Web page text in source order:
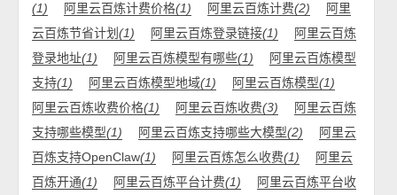
(1)
阿里云百炼计费价格(1) 阿里云百炼计费(2)
阿里
云百炼节省计划(1) 阿里云百炼登录链接(1)
阿里云百炼
登录地址(1) 阿里云百炼模型有哪些(1)
阿里云百炼模型
支持(1) 阿里云百炼模型地域(1) 阿里云百炼模型(1)
阿里云百炼收费价格(1) 阿里云百炼收费(3)
阿里云百炼
支持哪些模型(1) 阿里云百炼支持哪些大模型(2)
阿里云
百炼支持OpenClaw(1) 阿里云百炼怎么收费(1)
阿里云
百炼开通(1) 阿里云百炼平台计费(1)
阿里云百炼平台收